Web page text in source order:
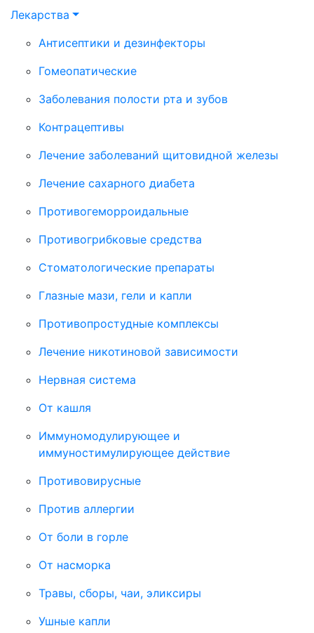
Лекарства
Антисептики и дезинфекторы
Гомеопатические
Заболевания полости рта и зубов
Контрацептивы
Лечение заболеваний щитовидной железы
Лечение сахарного диабета
Противогеморроидальные
Противогрибковые средства
Стоматологические препараты
Глазные мази, гели и капли
Противопростудные комплексы
Лечение никотиновой зависимости
Нервная система
От кашля
Иммуномодулирующее и
иммуностимулирующее действие
Противовирусные
Против аллергии
От боли в горле
От насморка
Травы, сборы, чаи, эликсиры
Ушные капли